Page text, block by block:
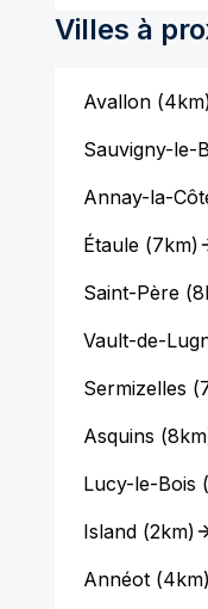
Villes à
Avallon(4km
Sauvigny-le-
Annay-la-
Étaule(7km)
Saint-Père(
Vault-de-
Sermizelles (
Asquins (8km
Lucy-le-Bois (
Island(2km)
Annéot(4km)